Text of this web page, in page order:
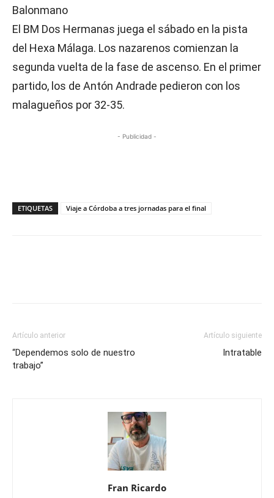
Balonmano
El BM Dos Hermanas juega el sábado en la pista
del Hexa Málaga. Los nazarenos comienzan la
segunda vuelta de la fase de ascenso. En el primer
partido, los de Antón Andrade pedieron con los
malagueños por 32-35.
- Publicidad -
ETIQUETAS Viaje a Córdoba a tres jornadas para el final
Artículo anterior
“Dependemos solo de nuestro
trabajo”
Artículo siguiente
Intratable
Fran Ricardo